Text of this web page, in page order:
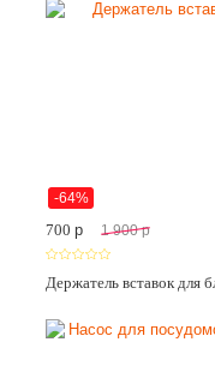
-64%
700 p 1 900 p
Держатель вставок для